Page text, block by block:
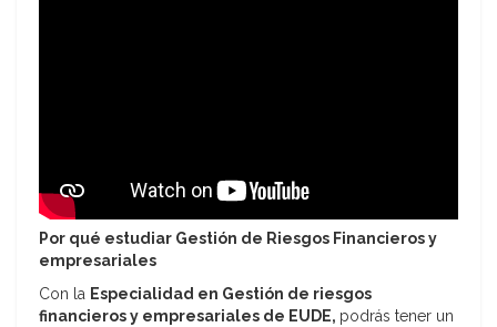
Por qué estudiar Gestión de Riesgos Financieros y
empresariales
Con la Especialidad en Gestión de riesgos
financieros y empresariales de EUDE, podrás tener un